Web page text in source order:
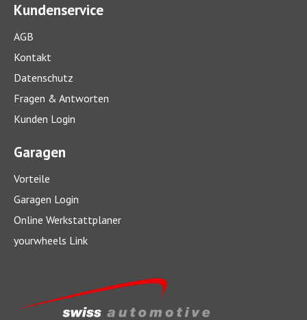
Kundenservice
AGB
Kontakt
Datenschutz
Fragen & Antworten
Kunden Login
Garagen
Vorteile
Garagen Login
Online Werkstattplaner
yourwheels Link